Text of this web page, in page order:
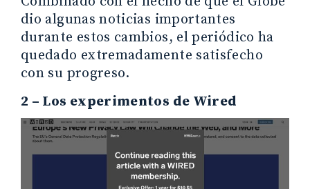
dio algunas noticias importantes
durante estos cambios, el periódico ha
quedado extremadamente satisfecho
con su progreso.
2 – Los experimentos de Wired